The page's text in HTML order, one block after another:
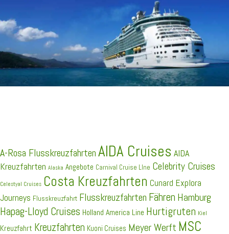
A-Rosa Flusskreuzfahrten AIDA Cruises AIDA
Kreuzfahrten Alaska Angebote Carnival Cruise LIne Celebrity Cruises
Celestyal Cruises Costa Kreuzfahrten Cunard Explora
Journeys Flusskreuzfahrt Flusskreuzfahrten Fähren Hamburg
Hapag-Lloyd Cruises Holland America Line Hurtigruten Kiel
Kreuzfahrt Kreuzfahrten Kuoni Cruises Meyer Werft MSC